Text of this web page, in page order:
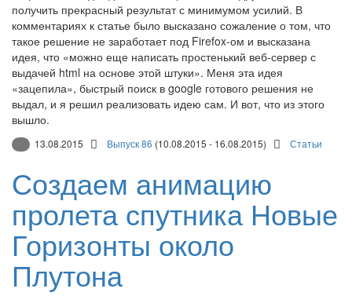
получить прекрасный результат с минимумом усилий. В
комментариях к статье было высказано сожаление о том, что
такое решение не заработает под Firefox-ом и высказана
идея, что «можно еще написать простенький веб-сервер с
выдачей html на основе этой штуки». Меня эта идея
«зацепила», быстрый поиск в google готового решения не
выдал, и я решил реализовать идею сам. И вот, что из этого
вышло.
13.08.2015 Выпуск 86 (10.08.2015 - 16.08.2015) Статьи
Создаем анимацию
пролета спутника Новые
Горизонты около
Плутона